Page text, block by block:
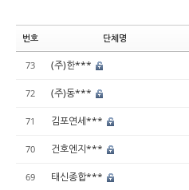
번호 단체명
73 (주)한***
72 (주)동***
71 김포연세***
70 건호엔지***
69 태신종합***